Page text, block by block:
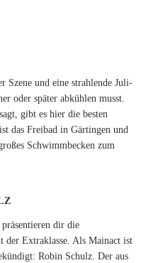
Szene und eine strahlende Juli-
oder später abkühlen musst.
gibt es hier die besten
das Freibad in Gärtingen und
Schwimmbecken zum
dir die
der Extraklasse. Als Mainact ist
Robin Schulz. Der aus